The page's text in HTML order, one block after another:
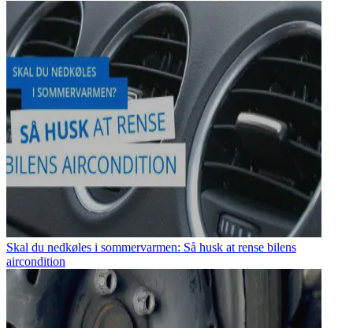
Skal du nedkøles i sommervarmen: Så husk at rense bilens
aircondition